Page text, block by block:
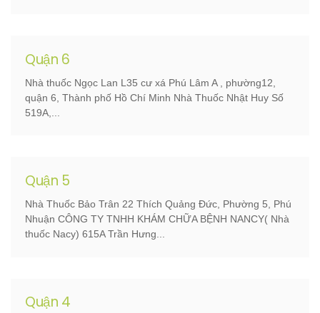
Quận 6
Nhà thuốc Ngọc Lan L35 cư xá Phú Lâm A , phường12,
quận 6, Thành phố Hồ Chí Minh Nhà Thuốc Nhật Huy Số
519A,...
Quận 5
Nhà Thuốc Bảo Trân 22 Thích Quảng Đức, Phường 5, Phú
Nhuận CÔNG TY TNHH KHÁM CHỮA BỆNH NANCY( Nhà
thuốc Nacy) 615A Trần Hưng...
Quận 4